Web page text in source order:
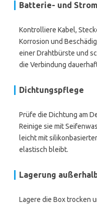
Batterie- und
Kontrolliere Kabel,
Korrosion und
einer Drahtbürste und
die Verbindung
Dichtungspflege
Prüfe die Dichtung am
Reinige sie mit
leicht mit
elastisch bleibt.
Lagerung
Lagere die Box trocken